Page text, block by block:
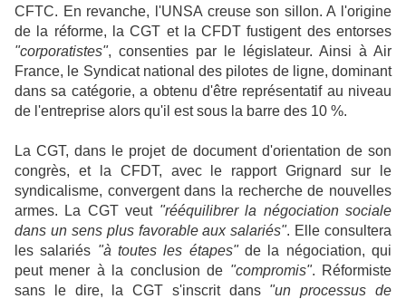
CFTC. En revanche, l'UNSA creuse son sillon. A l'origine
de la réforme, la CGT et la CFDT fustigent des entorses
"corporatistes", consenties par le législateur. Ainsi à Air
France, le Syndicat national des pilotes de ligne, dominant
dans sa catégorie, a obtenu d'être représentatif au niveau
de l'entreprise alors qu'il est sous la barre des 10 %.
La CGT, dans le projet de document d'orientation de son
congrès, et la CFDT, avec le rapport Grignard sur le
syndicalisme, convergent dans la recherche de nouvelles
armes. La CGT veut "rééquilibrer la négociation sociale
dans un sens plus favorable aux salariés". Elle consultera
les salariés "à toutes les étapes"de la négociation, qui
peut mener à la conclusion de "compromis". Réformiste
sans le dire, la CGT s'inscrit dans "un processus de